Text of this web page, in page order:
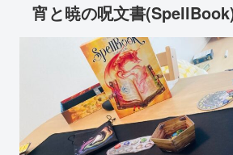
宵と暁の呪文書